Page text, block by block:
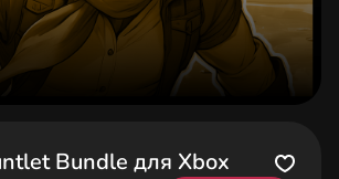
Bundle для Xbox